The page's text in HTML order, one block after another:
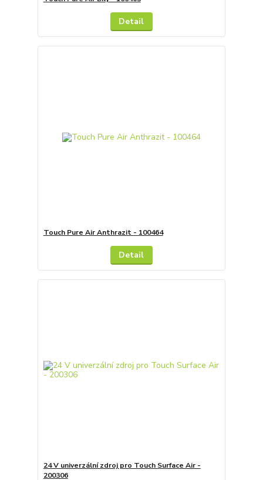
Detail
Touch Pure Air Anthrazit - 100464
Detail
24 V univerzální zdroj pro Touch Surface Air -
200306